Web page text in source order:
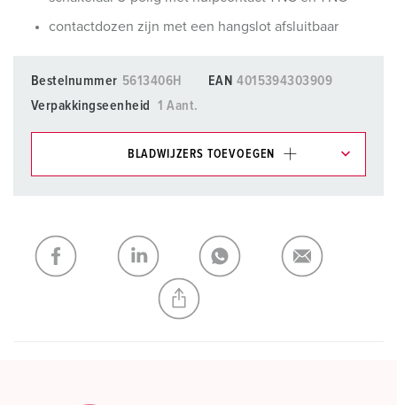
contactdozen zijn met een hangslot afsluitbaar
Bestelnummer 5613406H EAN 4015394303909
Verpakkingseenheid
1 Aant.
BLADWIJZERS TOEVOEGEN
Mijn lijst TOEVOEGEN
NIEUW LIJST MAKEN